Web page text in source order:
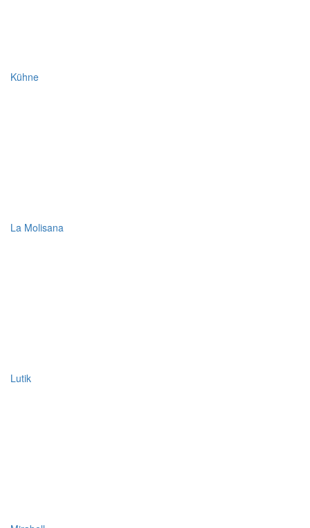
Kühne
La Molisana
Lutik